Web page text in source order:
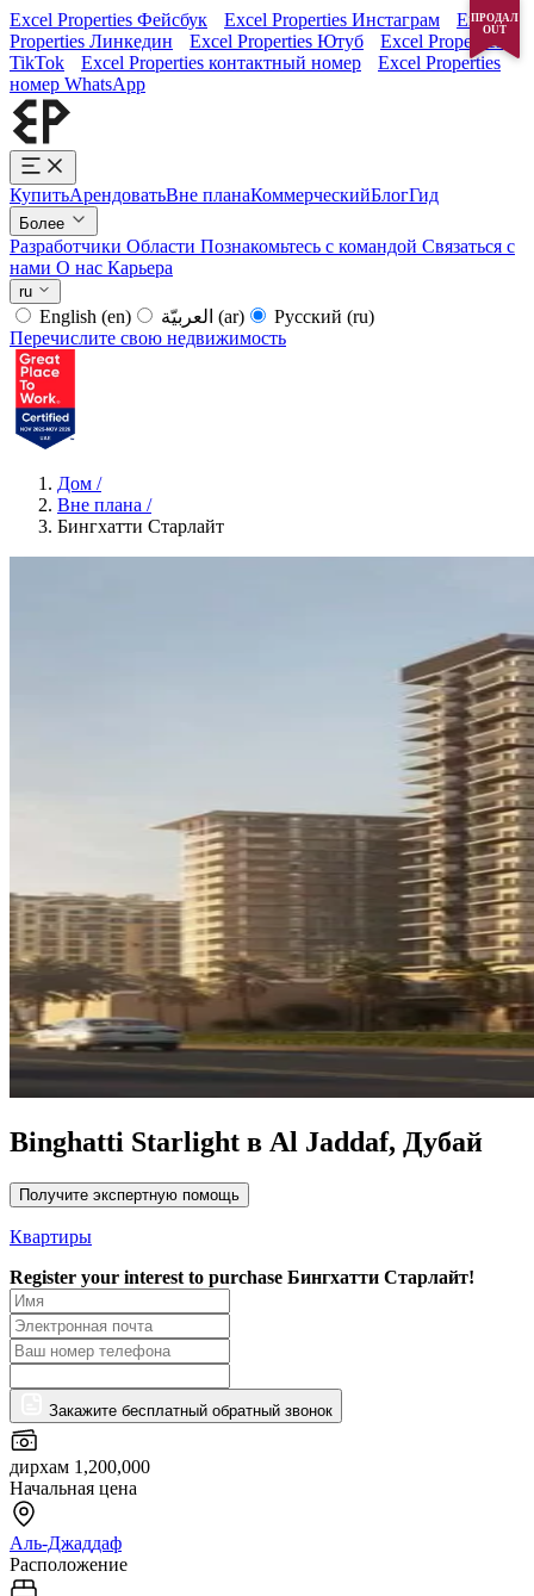
Excel Properties Фейсбук Excel Properties Инстаграм
Excel
Properties Линкедин
Excel Properties Ютуб
Excel Properties
TikTok
Excel Properties контактный номер
Excel Properties
номер WhatsApp
КупитьАрендоватьВне планаКоммерческийБлогГид
Более
Разработчики Области Познакомьтесь с командой Связаться с
нами О нас Карьера
ru
English (en) (ar) Русский (ru)
Перечислите свою недвижимость
Дом /
Вне плана /
Бингхатти Старлайт
Binghatti Starlight в Al Jaddaf, Дубай
Получите экспертную помощь
Квартиры
Register your interest to purchase Бингхатти Старлайт!
Закажите бесплатный обратный звонок
дирхам 1,200,000
Начальная цена
Аль-Джаддаф
Расположение
ПРОДАЛ
OUT